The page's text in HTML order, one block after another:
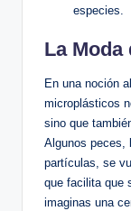
especies.
La
En una noción
microplásticos
sino que
Algunos peces,
partículas, se
que facilita que
imaginas una